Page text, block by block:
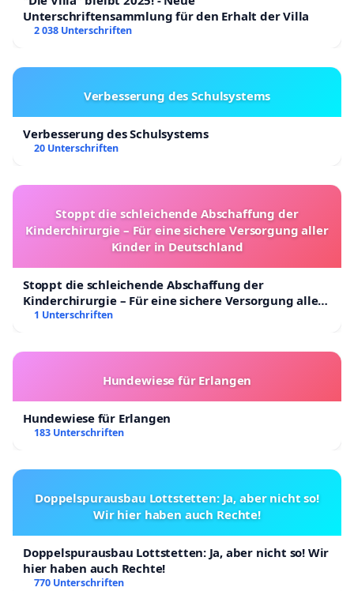
Unterschriftensammlung für den Erhalt der Villa
2 038 Unterschriften
Verbesserung des Schulsystems
Verbesserung des Schulsystems
20 Unterschriften
Stoppt die schleichende Abschaffung der
Kinderchirurgie – Für eine sichere Versorgung aller
Kinder in Deutschland
Stoppt die schleichende Abschaffung der
Kinderchirurgie – Für eine sichere Versorgung aller
Kinder in Deutschland
1 Unterschriften
Hundewiese für Erlangen
Hundewiese für Erlangen
183 Unterschriften
Doppelspurausbau Lottstetten: Ja, aber nicht so!
Wir hier haben auch Rechte!
Doppelspurausbau Lottstetten: Ja, aber nicht so! Wir
hier haben auch Rechte!
770 Unterschriften